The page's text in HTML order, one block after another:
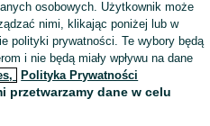
Wyświetlenia:
osobowych. Użytkownik może
nimi, klikając poniżej lub w
polityki prywatności. Te wybory będą
i nie będą miały wpływu na dane
Polityka Prywatności
przetwarzamy dane w celu